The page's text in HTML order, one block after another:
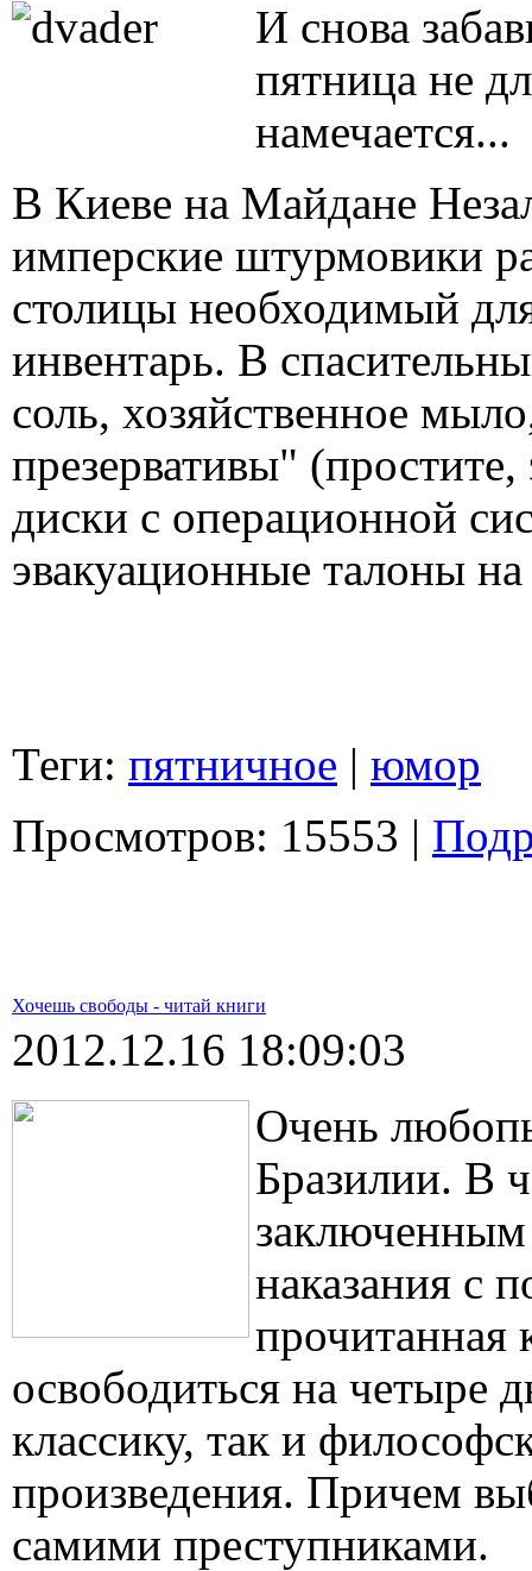
И снова
пятница не
намечается...
В Киеве на Майдане
имперские штурмовики
столицы необходимый
инвентарь. В
соль, хозяйственное
презервативы" (простите,
диски с операционной
эвакуационные талоны
Теги: пятничное | юмор
Просмотров: 15553 |
Хочешь свободы - читай книги
2012.12.16 18:09:03
Очень
Бразилии. В
заключенным
наказания с
прочитанная
освободиться на четыре
классику, так и
произведения. Причем
самими преступниками.